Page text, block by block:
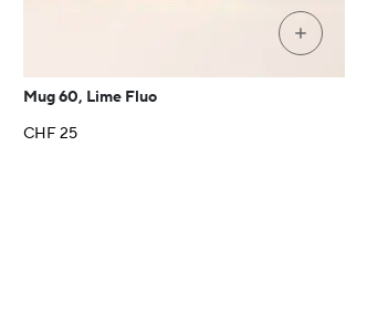
+
Mug 60, Lime Fluo
CHF25